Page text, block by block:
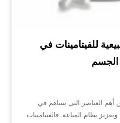
للفيتامينات في
أهم العناصر التي تساهم في
نظام المناعة. فالفيتامينات